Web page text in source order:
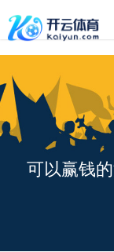
可以赢钱